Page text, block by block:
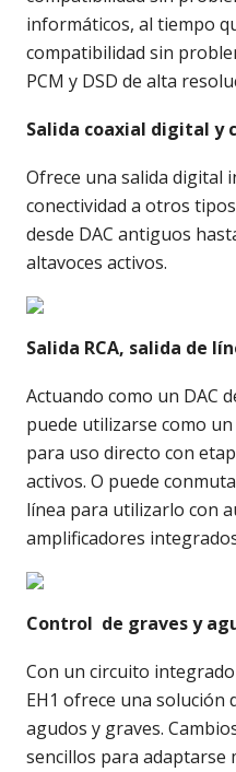
informáticos, al tiempo
compatibilidad sin
PCM y DSD de alta
Salida coaxial digital y
Ofrece una salida digital
conectividad a otros
desde DAC antiguos
altavoces activos.
Salida RCA, salida de
Actuando como un DAC
puede utilizarse como
para uso directo con
activos. O puede
línea para utilizarlo con
amplificadores
Control de graves y
Con un circuito
EH1 ofrece una solución
agudos y graves.
sencillos para adaptarse